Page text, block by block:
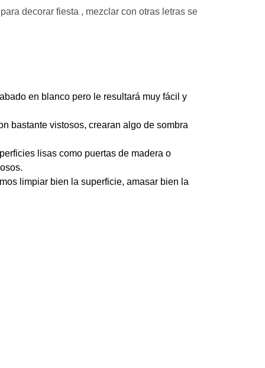
decorar fiesta , mezclar con otras letras se
en blanco pero le resultará muy fácil y
bastante vistosos, crearan algo de sombra
lisas como puertas de madera o
limpiar bien la superficie, amasar bien la